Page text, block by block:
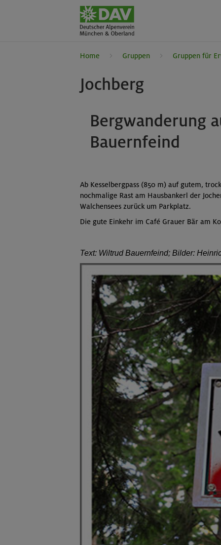
Home Gruppen Gruppen für
Jochberg
Bergwanderung
Bauernfeind
Ab Kesselbergpass (850 m) auf gutem,
nochmalige Rast am Hausbankerl der
Walchensees zurück um Parkplatz.
Die gute Einkehr im Café Grauer Bär am
Text: Wiltrud Bauernfeind; Bilder: